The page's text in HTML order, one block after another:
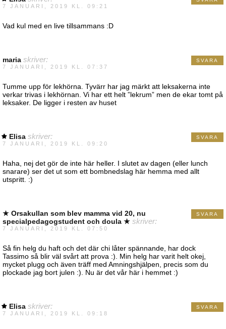
7 JANUARI, 2019 KL. 09:21
Vad kul med en live tillsammans :D
maria skriver:
7 JANUARI, 2019 KL. 07:37
Tumme upp för lekhörna. Tyvärr har jag märkt att leksakerna inte
verkar trivas i lekhörnan. Vi har ett helt ”lekrum” men de ekar tomt på
leksaker. De ligger i resten av huset
SVARA
Elisa skriver:
7 JANUARI, 2019 KL. 09:20
Haha, nej det gör de inte här heller. I slutet av dagen (eller lunch
snarare) ser det ut som ett bombnedslag här hemma med allt
utspritt. :)
SVARA
★ Orsakullan som blev mamma vid 20, nu
specialpedagogstudent och doula ★ skriver:
7 JANUARI, 2019 KL. 07:50
Så fin helg du haft och det där chi låter spännande, har dock
Tassimo så blir väl svårt att prova :). Min helg har varit helt okej,
mycket plugg och även träff med Amningshjälpen, precis som du
plockade jag bort julen :). Nu är det vår här i hemmet :)
SVARA
Elisa skriver:
7 JANUARI, 2019 KL. 09:18
SVARA